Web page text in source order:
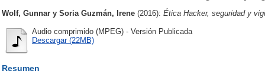
Wolf, Gunnar y Soria Guzmán, Irene (2016): Ética Hacker, seguridad y
Audio comprimido (MPEG) - Versión Publicada
Descargar (22MB)
Resumen